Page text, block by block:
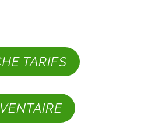
TARIFS